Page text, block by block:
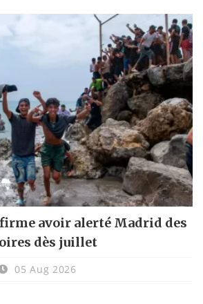
avoir alerté Madrid des
dès juillet
05 Aug 2026